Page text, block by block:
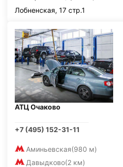
Лобненская, 17 стр.1
АТЦ Очаково
+7 (495) 152-31-11
Аминьевская(980 м)
Давыдково(2 км)